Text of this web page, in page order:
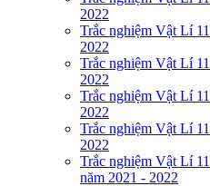
2022
Trắc nghiệm Vật Lí
2022
Trắc nghiệm Vật Lí
2022
Trắc nghiệm Vật Lí
2022
Trắc nghiệm Vật Lí
2022
Trắc nghiệm Vật Lí
năm 2021 - 2022